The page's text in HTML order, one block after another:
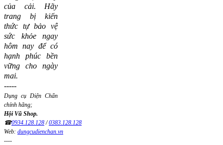
của cải. Hãy
trang bị kiến
thức tự bảo vệ
sức khỏe ngay
hôm nay để có
hạnh phúc bền
vững cho ngày
mai.
-----
Dụng cụ Diện Chẩn
chính hãng;
Hội Vũ Shop.
☎0934.128.128/0383.128.128
Web: dungcudienchan.vn
----